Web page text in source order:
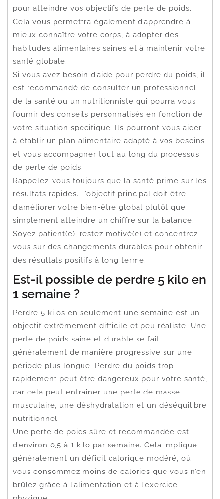
pour atteindre vos objectifs de perte de poids.
Cela vous permettra également d’apprendre à
mieux connaître votre corps, à adopter des
habitudes alimentaires saines et à maintenir votre
santé globale.
Si vous avez besoin d’aide pour perdre du poids, il
est recommandé de consulter un professionnel
de la santé ou un nutritionniste qui pourra vous
fournir des conseils personnalisés en fonction de
votre situation spécifique. Ils pourront vous aider
à établir un plan alimentaire adapté à vos besoins
et vous accompagner tout au long du processus
de perte de poids.
Rappelez-vous toujours que la santé prime sur les
résultats rapides. L’objectif principal doit être
d’améliorer votre bien-être global plutôt que
simplement atteindre un chiffre sur la balance.
Soyez patient(e), restez motivé(e) et concentrez-
vous sur des changements durables pour obtenir
des résultats positifs à long terme.
Est-il possible de perdre 5 kilo en
1 semaine ?
Perdre 5 kilos en seulement une semaine est un
objectif extrêmement difficile et peu réaliste. Une
perte de poids saine et durable se fait
généralement de manière progressive sur une
période plus longue. Perdre du poids trop
rapidement peut être dangereux pour votre santé,
car cela peut entraîner une perte de masse
musculaire, une déshydratation et un déséquilibre
nutritionnel.
Une perte de poids sûre et recommandée est
d’environ 0,5 à 1 kilo par semaine. Cela implique
généralement un déficit calorique modéré, où
vous consommez moins de calories que vous n’en
brûlez grâce à l’alimentation et à l’exercice